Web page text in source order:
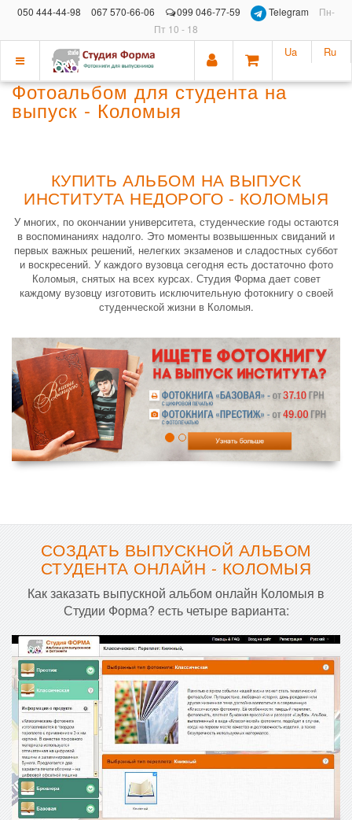
050 444-44-98 067 570-66-06 099 046-77-59 Telegram
Пн-
Пт 10 - 18
Показать
меню
Ua Ru
Фотоальбом для студента на
выпуск - Коломыя
КУПИТЬ АЛЬБОМ НА ВЫПУСК
ИНСТИТУТА НЕДОРОГО - КОЛОМЫЯ
У многих, по окончании университета, студенческие годы остаются
в воспоминаниях надолго. Это моменты возвышенных свиданий и
первых важных решений, нелегких экзаменов и сладостных суббот
и воскресений. У каждого вузовца сегодня есть достаточно фото
Коломыя, снятых на всех курсах. Студия Форма дает совет
каждому вузовцу изготовить исключительную фотокнигу о своей
студенческой жизни в Коломыя.
СОЗДАТЬ ВЫПУСКНОЙ АЛЬБОМ
СТУДЕНТА ОНЛАЙН - КОЛОМЫЯ
Как заказать выпускной альбом онлайн Коломыя в
Студии Форма? есть четыре варианта: